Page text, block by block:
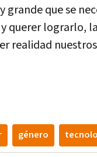
grande que se
querer lograrlo,
realidad
género